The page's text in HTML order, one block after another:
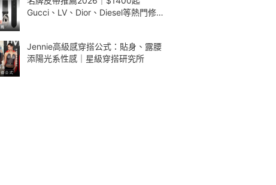
Gucci、LV、Dior、Diesel等熱門修腰
Jennie高級感穿搭公式：貼身、露腰
添陽光系性感｜星級穿搭研究所